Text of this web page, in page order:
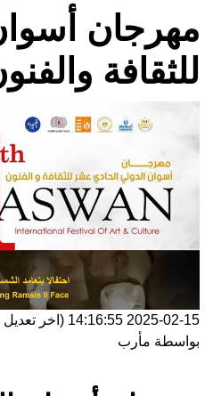
مهرجان
للثقافة والفنون
2025-02-15 14:16:55 (اخر تعديل
بواسطة مأرب